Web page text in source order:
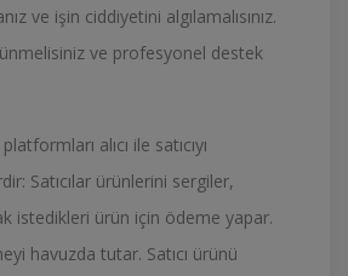
ve işin ciddiyetini algılamalısınız.
ve profesyonel destek
platformları alıcı ile satıcıyı
Satıcılar ürünlerini sergiler,
istedikleri ürün için ödeme yapar.
havuzda tutar. Satıcı ürünü